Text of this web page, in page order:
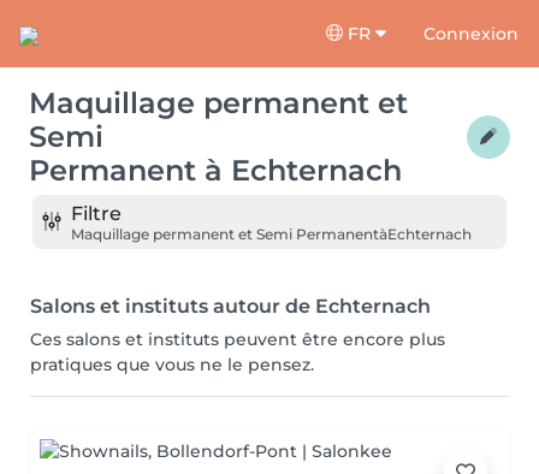
FR Connexion
Maquillage permanent et
Semi
Permanent à Echternach
Filtre
Maquillage permanent et Semi PermanentàEchternach
Salons et instituts autour de Echternach
Ces salons et instituts peuvent être encore plus
pratiques que vous ne le pensez.